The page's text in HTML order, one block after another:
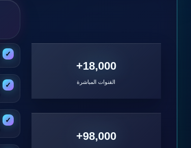
18,000+
القنوات المباشرة
98,000+